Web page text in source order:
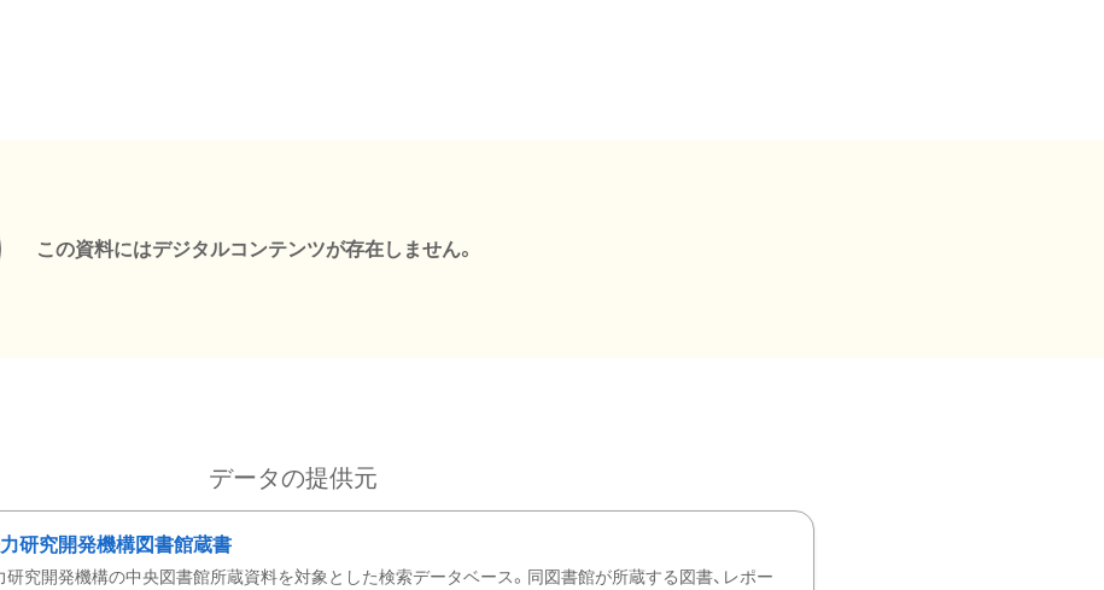
この資料にはデジタルコンテンツが存在しません。
データの提供元
研究開発機構図書館蔵書
研究開発機構の中央図書館所蔵資料を対象とした検索データベース。同図書館が所蔵する図書、レポー